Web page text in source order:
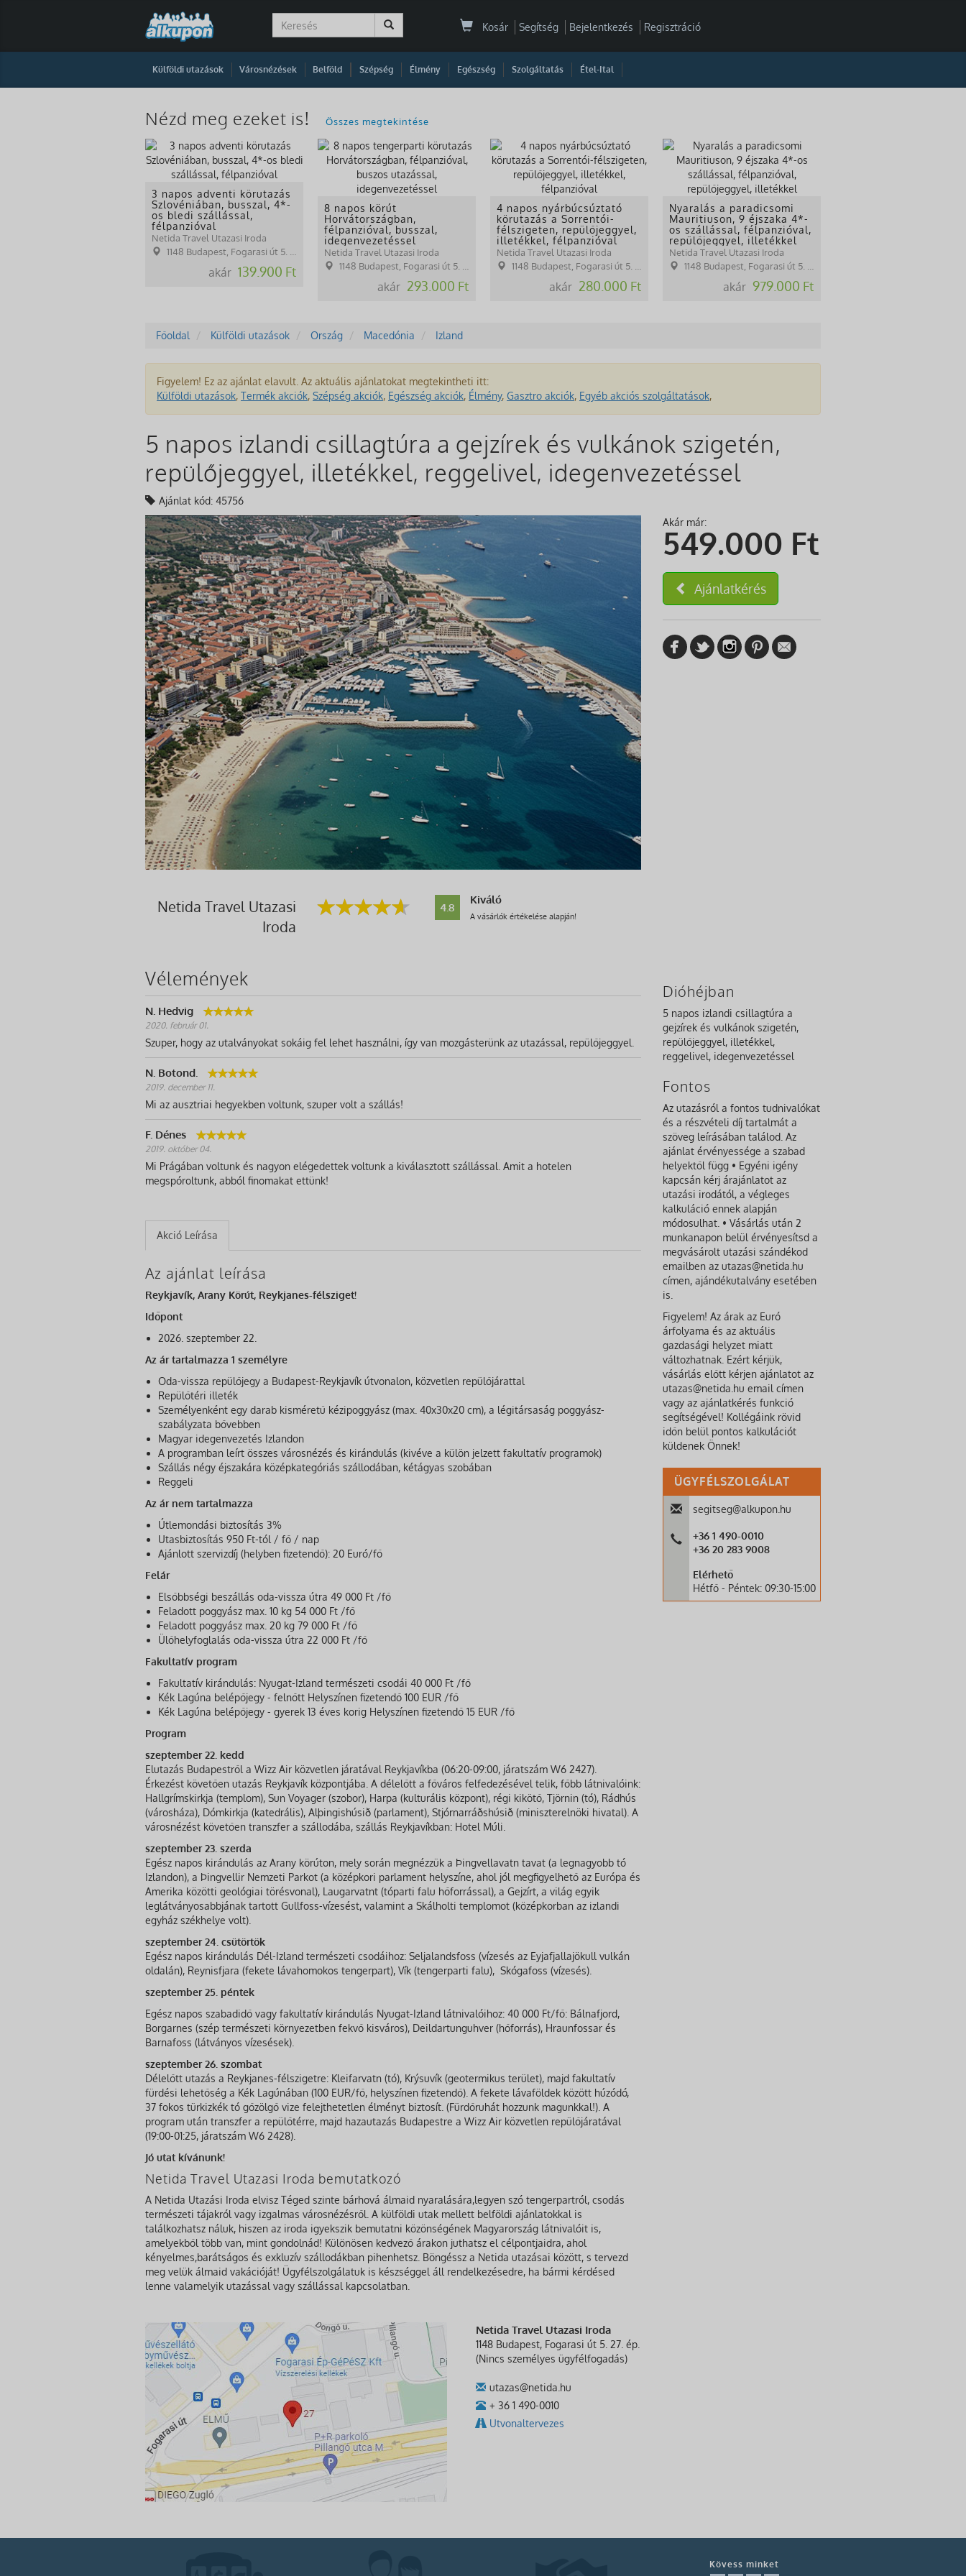
Kosár Segítség Bejelentkezés Regisztráció
Külföldi utazások Városnézések Belföld Szépség Élmény Egészség Szolgáltatás Étel-Ital
Nézd meg ezeket is! Összes megtekintése
3 napos adventi körutazás
Szlovéniában, busszal, 4*-
os bledi szállással,
félpanzióval
Netida Travel Utazasi Iroda
1148 Budapest, Fogarasi út 5. 27. ép.( (NINCS SZEMÉLYES ÜGYFÉLFOGADÁS)
akár 139.900 Ft
8 napos körút
Horvátországban,
félpanzióval, busszal,
idegenvezetéssel
Netida Travel Utazasi Iroda
1148 Budapest, Fogarasi út 5. 27. ép.( (NINCS SZEMÉLYES ÜGYFÉLFOGADÁS)
akár 293.000 Ft
4 napos nyárbúcsúztató
körutazás a Sorrentói-
félszigeten, repülőjeggyel,
illetékkel, félpanzióval
Netida Travel Utazasi Iroda
1148 Budapest, Fogarasi út 5. 27. ép.( (NINCS SZEMÉLYES ÜGYFÉLFOGADÁS)
akár 280.000 Ft
Nyaralás a paradicsomi
Mauritiuson, 9 éjszaka 4*-
os szállással, félpanzióval,
repülőjeggyel, illetékkel
Netida Travel Utazasi Iroda
1148 Budapest, Fogarasi út 5. 27. ép.( (NINCS SZEMÉLYES ÜGYFÉLFOGADÁS)
akár 979.000 Ft
Főoldal Külföldi utazások Ország Macedónia Izland
Figyelem! Ez az ajánlat elavult. Az aktuális ajánlatokat megtekintheti itt:
Külföldi utazások, Termék akciók, Szépség akciók, Egészség akciók, Élmény, Gasztro akciók, Egyéb akciós szolgáltatások,
5 napos izlandi csillagtúra a gejzírek és vulkánok szigetén,
repülőjeggyel, illetékkel, reggelivel, idegenvezetéssel
Ajánlat kód: 45756
Netida Travel Utazasi
Iroda
4.8
Kiváló
A vásárlók értékelése alapján!
Akár már:
549.000 Ft
Ajánlatkérés
Vélemények
N. Hedvig
2020. február 01.
Szuper, hogy az utalványokat sokáig fel lehet használni, így van mozgásterünk az utazással, repülőjeggyel.
N. Botond.
2019. december 11.
Mi az ausztriai hegyekben voltunk, szuper volt a szállás!
F. Dénes
2019. október 04.
Mi Prágában voltunk és nagyon elégedettek voltunk a kiválasztott szállással. Amit a hotelen
megspóroltunk, abból finomakat ettünk!
Akció Leírása
Az ajánlat leírása
Reykjavík, Arany Körút, Reykjanes-félsziget!
Időpont
2026. szeptember 22.
Az ár tartalmazza 1 személyre
Oda-vissza repülőjegy a Budapest-Reykjavík útvonalon, közvetlen repülőjárattal
Repülőtéri illeték
Személyenként egy darab kisméretű kézipoggyász (max. 40x30x20 cm), a légitársaság poggyász-
szabályzata bővebben
Magyar idegenvezetés Izlandon
A programban leírt összes városnézés és kirándulás (kivéve a külön jelzett fakultatív programok)
Szállás négy éjszakára középkategóriás szállodában, kétágyas szobában
Reggeli
Az ár nem tartalmazza
Útlemondási biztosítás 3%
Utasbiztosítás 950 Ft-tól / fő / nap
Ajánlott szervizdíj (helyben fizetendő): 20 Euró/fő
Felár
Elsőbbségi beszállás oda-vissza útra 49 000 Ft /fő
Feladott poggyász max. 10 kg 54 000 Ft /fő
Feladott poggyász max. 20 kg 79 000 Ft /fő
Ülőhelyfoglalás oda-vissza útra 22 000 Ft /fő
Fakultatív program
Fakultatív kirándulás: Nyugat-Izland természeti csodái 40 000 Ft /fő
Kék Lagúna belépőjegy - felnőtt Helyszínen fizetendő 100 EUR /fő
Kék Lagúna belépőjegy - gyerek 13 éves korig Helyszínen fizetendő 15 EUR /fő
Program
szeptember 22. kedd
Elutazás Budapestről a Wizz Air közvetlen járatával Reykjavíkba (06:20-09:00, járatszám W6 2427).
Érkezést követően utazás Reykjavík központjába. A délelőtt a főváros felfedezésével telik, főbb látnivalóink:
Hallgrímskirkja (templom), Sun Voyager (szobor), Harpa (kulturális központ), régi kikötő, Tjörnin (tó), Rádhús
(városháza), Dómkirkja (katedrális), Alþingishúsið (parlament), Stjórnarráðshúsið (miniszterelnöki hivatal). A
városnézést követően transzfer a szállodába, szállás Reykjavíkban: Hotel Múli.
szeptember 23. szerda
Egész napos kirándulás az Arany körúton, mely során megnézzük a Þingvellavatn tavat (a legnagyobb tó
Izlandon), a Þingvellir Nemzeti Parkot (a középkori parlament helyszíne, ahol jól megfigyelhető az Európa és
Amerika közötti geológiai törésvonal), Laugarvatnt (tóparti falu hőforrással), a Gejzírt, a világ egyik
leglátványosabbjának tartott Gullfoss-vízesést, valamint a Skálholti templomot (középkorban az izlandi
egyház székhelye volt).
szeptember 24. csütörtök
Egész napos kirándulás Dél-Izland természeti csodáihoz: Seljalandsfoss (vízesés az Eyjafjallajökull vulkán
oldalán), Reynisfjara (fekete lávahomokos tengerpart), Vík (tengerparti falu), Skógafoss (vízesés).
szeptember 25. péntek
Egész napos szabadidő vagy fakultatív kirándulás Nyugat-Izland látnivalóihoz: 40 000 Ft/fő: Bálnafjord,
Borgarnes (szép természeti környezetben fekvő kisváros), Deildartunguhver (hőforrás), Hraunfossar és
Barnafoss (látványos vízesések).
szeptember 26. szombat
Délelőtt utazás a Reykjanes-félszigetre: Kleifarvatn (tó), Krýsuvík (geotermikus terület), majd fakultatív
fürdési lehetőség a Kék Lagúnában (100 EUR/fő, helyszínen fizetendő). A fekete lávaföldek között húzódó,
37 fokos türkizkék tó gőzölgő vize felejthetetlen élményt biztosít. (Fürdőruhát hozzunk magunkkal!). A
program után transzfer a repülőtérre, majd hazautazás Budapestre a Wizz Air közvetlen repülőjáratával
(19:00-01:25, járatszám W6 2428).
Jó utat kívánunk!
Netida Travel Utazasi Iroda bemutatkozó
A Netida Utazási Iroda elvisz Téged szinte bárhová álmaid nyaralására,legyen szó tengerpartról, csodás
természeti tájakról vagy izgalmas városnézésről. A külföldi utak mellett belföldi ajánlatokkal is
találkozhatsz náluk, hiszen az iroda igyekszik bemutatni közönségének Magyarország látnivalóit is,
amelyekből több van, mint gondolnád! Különösen kedvező árakon juthatsz el célpontjaidra, ahol
kényelmes,barátságos és exkluzív szállodákban pihenhetsz. Böngéssz a Netida utazásai között, s tervezd
meg velük álmaid vakációját! Ügyfélszolgálatuk is készséggel áll rendelkezésedre, ha bármi kérdésed
lenne valamelyik utazással vagy szállással kapcsolatban.
Netida Travel Utazasi Iroda
1148 Budapest, Fogarasi út 5. 27. ép.
(Nincs személyes ügyfélfogadás)
utazas@netida.hu
+ 36 1 490-0010
Utvonaltervezes
Dióhéjban
5 napos izlandi csillagtúra a
gejzírek és vulkánok szigetén,
repülőjeggyel, illetékkel,
reggelivel, idegenvezetéssel
Fontos
Az utazásról a fontos tudnivalókat
és a részvételi díj tartalmát a
szöveg leírásában találod. Az
ajánlat érvényessége a szabad
helyektől függ • Egyéni igény
kapcsán kérj árajánlatot az
utazási irodától, a végleges
kalkuláció ennek alapján
módosulhat. • Vásárlás után 2
munkanapon belül érvényesítsd a
megvásárolt utazási szándékod
emailben az utazas@netida.hu
címen, ajándékutalvány esetében
is.
Figyelem! Az árak az Euró
árfolyama és az aktuális
gazdasági helyzet miatt
változhatnak. Ezért kérjük,
vásárlás előtt kérjen ajánlatot az
utazas@netida.hu email címen
vagy az ajánlatkérés funkció
segítségével! Kollégáink rövid
időn belül pontos kalkulációt
küldenek Önnek!
ÜGYFÉLSZOLGÁLAT
segitseg@alkupon.hu
+36 1 490-0010
+36 20 283 9008
Elérhető
Hétfő - Péntek: 09:30-15:00
Kövess minket